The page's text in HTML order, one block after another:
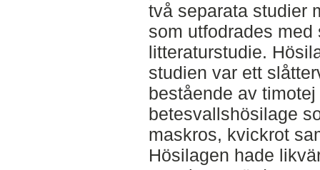
två separata studier
som utfodrades
litteraturstudie.
studien var ett
bestående av
betesvallshösilage
maskros, kvickrot
Hösilagen hade